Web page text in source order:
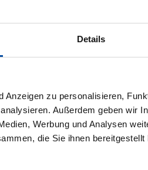
Details
Anzeigen zu personalisieren,
Außerdem geben wir
Werbung und Analysen
die Sie ihnen
Trusted Shops